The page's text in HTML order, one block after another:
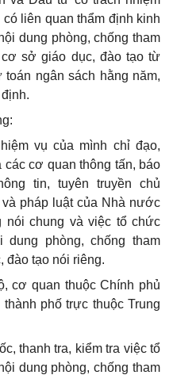
liên quan thẩm định kinh
dung phòng, chống tham
sở giáo dục, đào tạo từ
toán ngân sách hằng năm,
vụ của mình chỉ đạo,
các cơ quan thông tấn, báo
tin, tuyên truyền chủ
pháp luật của Nhà nước
nói chung và việc tổ chức
phòng, chống tham
đào tạo nói riêng.
cơ quan thuộc Chính phủ
phố trực thuộc Trung
thanh tra, kiểm tra việc tổ
dung phòng, chống tham